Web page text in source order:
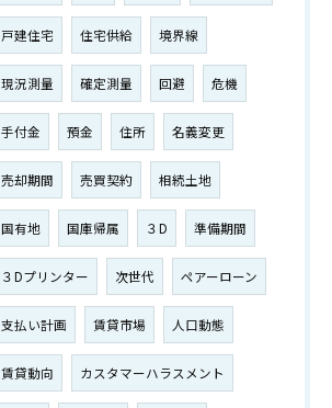
戸建住宅 住宅供給 境界線
現況測量 確定測量 回避 危機
手付金 預金 住所 名義変更
売却期間 売買契約 相続土地
国有地 国庫帰属 ３D 準備期間
３Dプリンター 次世代 ペアーローン
支払い計画 賃貸市場 人口動態
賃貸動向 カスタマーハラスメント